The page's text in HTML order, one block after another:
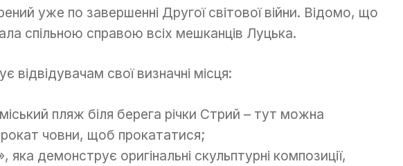
уже по завершенні Другої світової війни. Відомо, що
спільною справою всіх мешканців Луцька.
відвідувачам свої визначні місця:
пляж біля берега річки Стрий – тут можна
човни, щоб прокататися;
демонструє оригінальні скульптурні композиції,